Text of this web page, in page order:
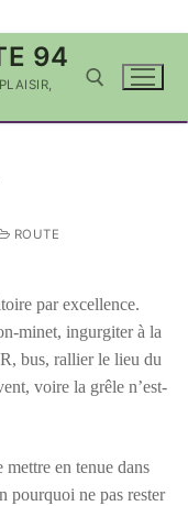
94
ROUTE
par excellence.
minet, ingurgiter à la
bus, rallier le lieu du
voire la grêle n’est-
mettre en tenue dans
pourquoi ne pas rester